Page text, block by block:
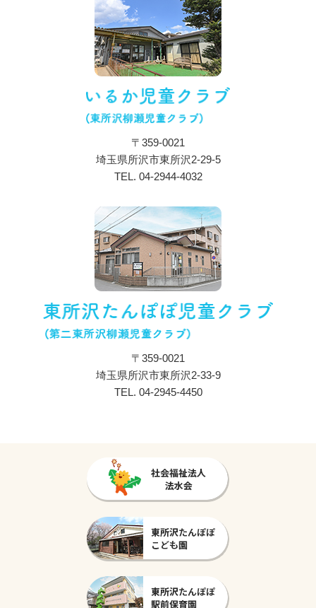
特色・教育内容
施設について
保育目標・コンセプト
施設・設備紹介
アクセス
プライバシーポリシー
〒359-0021
埼玉県所沢市東所沢2-29-5
TEL. 04-2944-4032
〒359-0021
埼玉県所沢市東所沢2-33-9
TEL. 04-2945-4450